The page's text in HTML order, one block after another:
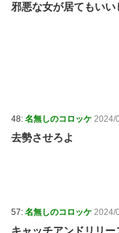
邪悪な女が居てもいい
48: 名無しのコロッケ 2024/
去勢させろよ
57: 名無しのコロッケ 2024/